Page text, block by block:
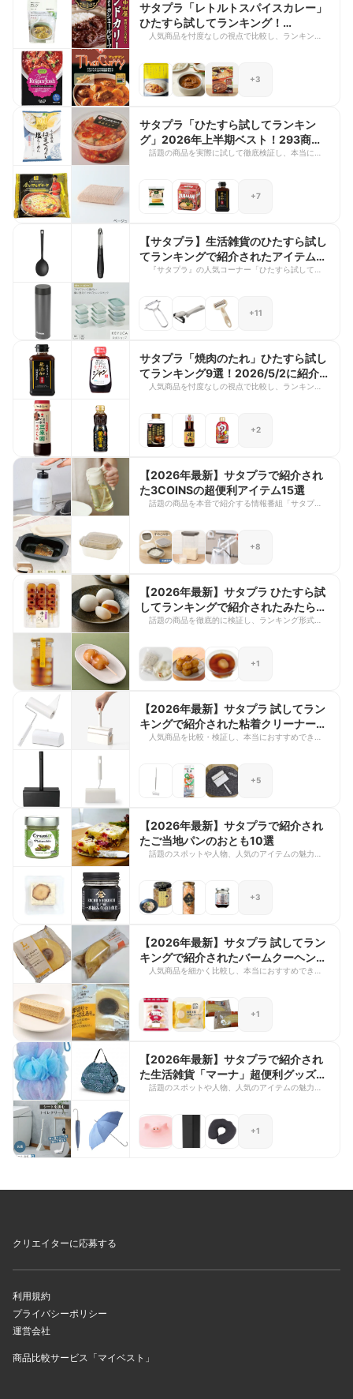
サタプラ「レトルトスパイスカレー」
ひたすら試してランキング！
2026/7/4に紹介されたのは？
人気商品を忖度なしの視点で比較し、ランキング形
プラ独自の評価基準で時間をかけて細かく検証され
るため、見ごたえのある評価内容が魅力ですよね。
今回は、2024年7月4日放送の「レトルトスパイス
した！定番から新作まで、10商品の評価やランキ
ング結果や番組で注目を集めた商品をご紹介しま
す。 朝カレーやランチ、ディナーにもおすすめな
お買い物の参考に、ぜひ最後までチェックしてくだ
+3
サタプラ「ひたすら試してランキン
グ」2026年上半期ベスト！293商品
から選ばれたNo.1はどれ？
話題の商品を実際に試して徹底検証し、本当におす
キング」。 6月27日放送の特別編では、2026年上
半期に検証した商品を一挙振り返り！全293商品の
中から、上半期No.1に選ばれた商品含めTOP5の商
ンキング内で1位に選ばれた商品をピックアップし
ました！ぜひ最後までチェックしてくださいね。
+7
【サタプラ】生活雑貨のひたすら試し
てランキングで紹介されたアイテム！
無印良品・ニトリ・IKEA・KEYUCA
『サタプラ』の人気コーナー「ひたすら試してラン
IKEA・3COINS・KEYUCAの人気5ブランドの生活
雑貨が徹底比較されました！ 清水アナウンサー、
足立梨花さん、料理研究家の稲垣飛鳥さんが忖度な
トル、シリコーン調理スプーン、耐熱保存容器）の
ランキング第1位と、番組で注目を集めた商品をご
紹介します。
+11
サタプラ「焼肉のたれ」ひたすら試し
てランキング9選！2026/5/2に紹介さ
れた1位商品はどこで買える？
人気商品を忖度なしの視点で比較し、ランキング形
だった「焼肉のたれ」特集が、2026年5月2日、つ
いに再登場しました！ 今回は、前回ランキングで1
位を獲得した商品も登場し、1位と2位がデッドヒ
底的に味わい尽くして選ばれた最新ランキングを紹
介しています。 お買い物の参考にしながらぜひ最
後までチェックしてくださいね！
+2
【2026年最新】サタプラで紹介され
た3COINSの超便利アイテム15選
話題の商品を本音で紹介する情報番組「サタプ
のも魅力ですよね。 今回は、2026年4月4日放送の
「本音でぶっちゃけ！私はコレ買ってるNo.1」で
紹介された3COINSの便利アイテムをご紹介しま
手の良さとコスパを兼ね備えた優秀グッズが勢ぞろ
い。日常のちょっとした不便を解消してくれるアイ
テムが揃っています。毎日の暮らしをもっと快適に
したい方は、ぜひ参考にしてみてくださいね。
+8
【2026年最新】サタプラ ひたすら試
してランキングで紹介されたみたらし
団子おすすめ8選
話題の商品を徹底的に検証し、ランキング形式で紹
本音で評価されるため、信頼できるランキングとし
て注目を集めていますよね。実際に比較された結果
が分かるので、どの商品を選べばいいか迷っている
送の「ひたすら試してランキング」で紹介されたみ
たらし団子をご紹介します。甘じょっぱいタレとも
ちもち食感が楽しめる定番商品から、こだわりの素
材で作られた一品まで幅広くラインナップされてい
+1
【2026年最新】サタプラ 試してラン
キングで紹介された粘着クリーナー12
選人気商品を比較・検証し、本当におすすめできるも
細かくチェックされるため、紹介される商品はどれ
も実力派ぞろいで、商品選びの参考になりますよ
ね。 今回は、2026年3月28日に「粘着クリーナ
かけて徹底調査された商品をご紹介します。カーペ
ットや衣類のホコリ・髪の毛をしっかりキャッチで
きるものから、使い勝手の良さにこだわったアイテ
ムまで、さまざまな粘着クリーナーが勢ぞろい。毎
+5
【2026年最新】サタプラで紹介され
たご当地パンのおとも10選
話題のスポットや人物、人気のアイテムの魅力を深
されている理由やトレンドが分かるのも魅力ですよ
ね。 今回は、2026年3月19日放送回で「パンのお
とも」をテーマに紹介された商品をご紹介します。
系まで、パンの美味しさを引き立ててくれる注目ア
イテムが勢ぞろい。まさに“新時代”のパンのお供が
楽しめるラインナップです。朝食やティータイムを
もっと充実させたい方は、ぜひ参考にしてみてくだ
+3
【2026年最新】サタプラ 試してラン
キングで紹介されたバームクーヘン8
選人気商品を細かく比較し、本当におすすめできるも
商品選びのヒントになるのが嬉しいですよね。 今
回は、2026年3月19日放送回より、サタプラ独自
の方法で10時間以上かけて徹底調査されたバーム
道タイプから、素材や製法にこだわった本格派ま
で、さまざまなバームクーヘンが勢ぞろい。おやつ
や手土産選びの参考に、ぜひチェックしてみてくだ
さいね。
+1
【2026年最新】サタプラで紹介され
た生活雑貨「マーナ」超便利グッズ8
選話題のスポットや人物、人気のアイテムの魅力を深
いま注目されている理由がリアルに分かるのが魅力
ですよね。今回は、2026年3月14日放送の「サタ
プラリサーチ」で取り上げられた生活雑貨ブランド
+1
クリエイターに応募する
利用規約
プライバシーポリシー
運営会社
商品比較サービス「マイベスト」